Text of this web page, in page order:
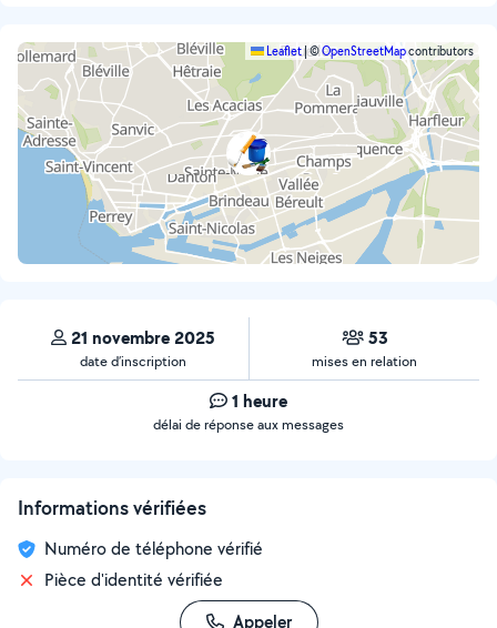
Leaflet|©OpenStreetMapcontributors
21 novembre 2025
date d’inscription
53
mises en relation
1 heure
délai de réponse aux messages
Informations vérifiées
Numéro de téléphone vérifié
Pièce d'identité vérifiée
Appeler